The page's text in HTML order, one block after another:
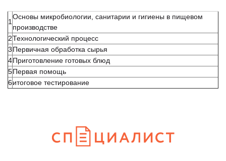
1
Основы микробиологии, санитарии и гигиены в пищевом
производстве
2Технологический процесс
3Первичная обработка сырья
4Приготовление готовых блюд
5Первая помощь
6итоговое тестирование